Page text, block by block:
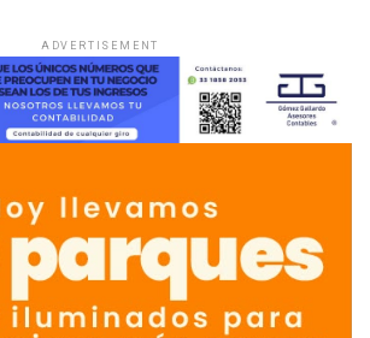
ADVERTISEMENT